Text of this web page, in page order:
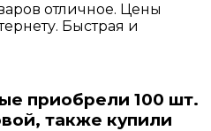
отличное. Цены
Быстрая и
приобрели 100 шт.
также купили